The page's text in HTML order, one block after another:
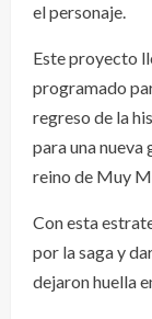
el personaje.
Este proyecto
programado
regreso de la
para una
reino de Muy
Con esta
por la saga y
dejaron huella